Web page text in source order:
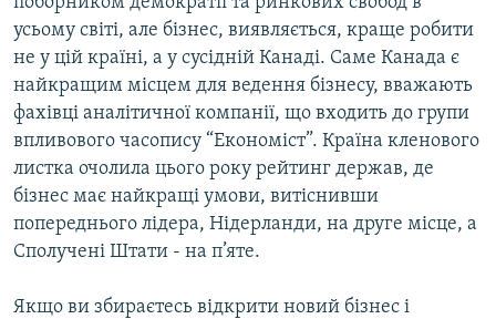
ФОТО
СПЕЦПРОЄКТИ
ПОДКАСТИ
РУС
УКР
КТАТ
усьому світі, але бізнес, виявляється, краще робити
не у цій країні, а у сусідній Канаді. Саме Канада є
найкращим місцем для ведення бізнесу, вважають
фахівці аналітичної компанії, що входить до групи
впливового часопису “Економіст”. Країна кленового
листка очолила цього року рейтинг держав, де
бізнес має найкращі умови, витіснивши
попереднього лідера, Нідерланди, на друге місце, а
Сполучені Штати - на п’яте.
Якщо ви збираєтесь відкрити новий бізнес і